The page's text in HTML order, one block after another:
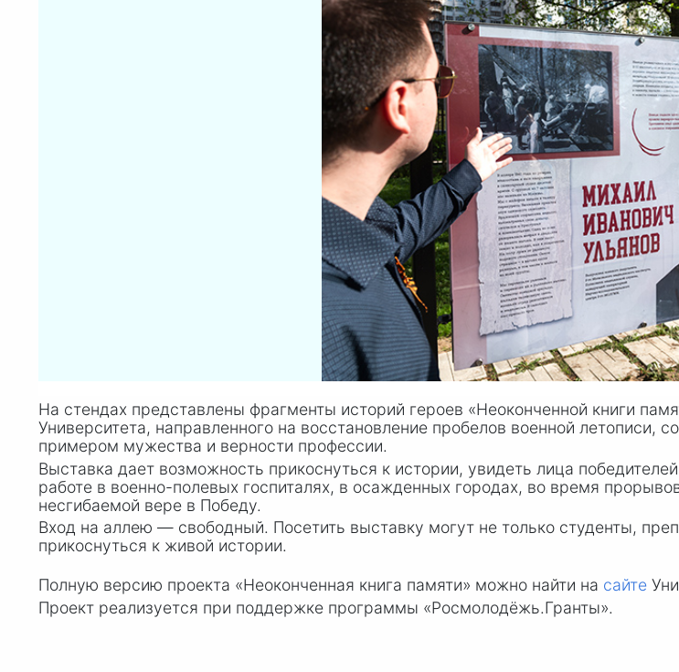
На стендах представлены фрагменты историй героев «Неоконченной книги
Университета, направленного на восстановление пробелов военной летописи,
примером мужества и верности профессии.
Выставка дает возможность прикоснуться к истории, увидеть лица
работе в военно-полевых госпиталях, в осажденных городах, во время
несгибаемой вере в Победу.
Вход на аллею — свободный. Посетить выставку могут не только студенты,
прикоснуться к живой истории.
Полную версию проекта «Неоконченная книга памяти» можно найти на сайте
Проект реализуется при поддержке программы «Росмолодёжь.Гранты».